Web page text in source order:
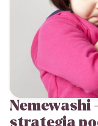
Nemewashi
strategia